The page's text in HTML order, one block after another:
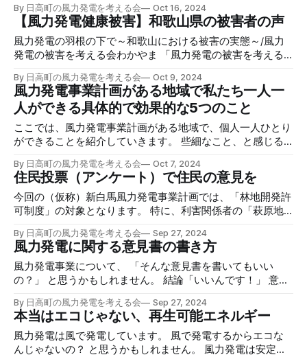
新白馬風力発電事業」は、和歌山県広川町と日高川町の境に
ある既設の白馬ウィンドウファームの再建・エリア拡大を計
画しているプロジェクトです。JR東日本エネルギー開発株式
会社が事業者で、最大60,000kWの発電能力を持つ風力発電
健康被害や環境への影響が懸念されています。日高町の風力
発電を考える会 JR東日本エネルギー開発株式会社が山形県
で風力発電事業計画をしていました。 ですが、この計画の
調査データに不正があったとして告発がありました。 【要
点】 1. 山形県の栗子山風力発電計画の準備書で事業者から提
出されたデータに不正があったと告発があった。（報道：
2023年10月11日） 2. 野鳥の会や日本イヌワシ研究会、地元
住民から反発・反対の声、反対署名、市「白紙撤回を」県で
は「事業中止も含め抜本的な見直し」を求める声が上がっ
た。 3. 告発から約1年、「現時点で撤退は
By 日高町の風力発電を考える会 Oct 16, 2024
【風力発電健康被害】和歌山県の被害者の声
風力発電の羽根の下で～和歌山における被害の実態～/風力
発電の被害を考える会わかやま 「風力発電の被害を考える
内容です。 調査時期：2014年2月 被害者の声：5名 動画内容
の要約 内容の要約の下に動画の全文文字起こしがありま
す。 風力発電の設置状況 2013年6月時点で和歌山県に56基
の風力発電機が設置されており、さらに83基の建設計画が進
行中。最初の設置は2000年で、その後順次増設されてい
る。 各風力発電機の概要と影響 1. 1機目（2000年設置）：
修理費回収が困難となり撤去済み。 2. 2機目（2003年設
置）：売電不成立で運転中、住民からの被害報告なし。 3. 3
機目（2005年設置）：健康被害の苦情が増加し、夜間停止
措置。 4. 4機目（2008年設置）：被害報告なし。 5. 5機目
（2008年設置）：健康被害が報告され、複数の風力発電機
が影響を拡大。 6. 6機目（2008年設置）：健康被害の報告
By 日高町の風力発電を考える会 Oct 9, 2024
風力発電事業計画がある地域で私たち一人一
人ができる具体的で効果的な5つのこと
ここでは、風力発電事業計画がある地域で、個人一人ひとり
ができることを紹介していきます。 些細なこと、と感じる
けに必ずなります。 小さな一歩は大きな一歩。 「え、これ
ってこんなだったんだ！」という気付きから得られるものは
たくさんあります。 まずは、知ることから。 1. 知ること 2.
口コミ 3. 意見書 4. 住民投票 5. 地権者がリスクを認識 それ
項目をクリックして詳細をご一読ください。 １．風力発電
について知る 今回、日高町・日高川町・広川町・御坊市に
計画されている「（仮称）新白馬風力発電事業」 これはい
ったいどんな計画なのか、まず紹介します。 （仮称）新白
風力発電事業って何？どんな計画なの？（仮称）新白馬風力
発電事業」は、和歌山県広川町と日高川町の境にある既設の
白馬ウィンドウファームの再建・エリア拡大を計画している
プロジェクトです。JR東日本エネルギー開発株式会社が事業
By 日高町の風力発電を考える会 Oct 7, 2024
住民投票（アンケート）で住民の意見を
今回の（仮称）新白馬風力発電事業計画では、「林地開発許
可制度」の対象となります。 特に、利害関係者の「萩原地
いとその土地での計画は実施できません。 林地開発許可制
度とは 林野庁(農林水産省)が定める林地開発許可制度があり
ます。 この制度では、100m✕100mを超える林地（山や森）
を開発する際には地権者や水利権などの「権利」を持ってい
他の者についても「同意を得ることができると認められる場
合」とされています。 さらに詳しい情報は林野庁のPDFをご
確認ください。 林地開発許可制度について：林野庁 （仮
称）新白馬風力発電事業計画では、原谷区や萩原区民が、利
By 日高町の風力発電を考える会 Sep 27, 2024
風力発電に関する意見書の書き方
風力発電事業について、 「そんな意見書を書いてもいい
の？」 と思うかもしれません。 結論「いいんです！」 意見
見書は、住んでいる自治体（町や市）はもちろん、都道府
県、国に意見を出すことができます。 もちろん、何も関係
ないのに意見書を出すのはあまり思わしくありません。 で
すが、風力発電事業は行政にも関わりがあります。 私達の
By 日高町の風力発電を考える会 Sep 27, 2024
本当はエコじゃない、再生可能エネルギー
風力発電は風で発電しています。 風で発電するからエコな
んじゃないの？ と思うかもしれません。 風力発電は安定供